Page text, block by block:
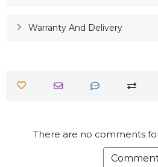
Warranty And Delivery
There are no comments